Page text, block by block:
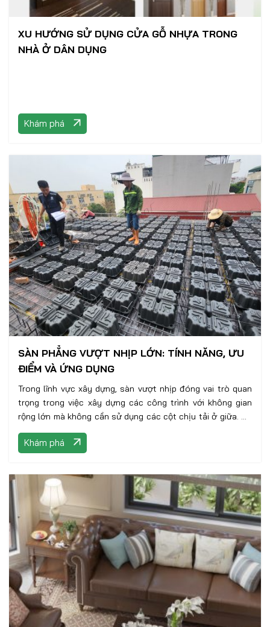
XU HƯỚNG SỬ DỤNG CỬA GỖ NHỰA TRONG
NHÀ Ở DÂN DỤNG
Khám phá
SÀN PHẲNG VƯỢT NHỊP LỚN: TÍNH NĂNG, ƯU
ĐIỂM VÀ ỨNG DỤNG
Trong lĩnh vực xây dựng, sàn vượt nhịp đóng vai trò quan
trọng trong việc xây dựng các công trình với không gian
rộng lớn mà không cần sử dụng các cột chịu tải ở giữa. Để
đáp ứng nhu cầu ngày càng cao của ngành xây dựng, các
nhà sản xuất và kỹ sư đã liên tục phát triển và đưa ra các
Khám phá